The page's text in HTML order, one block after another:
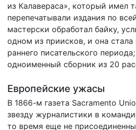
из Калавераса», который имел
перепечатывали издания по
мастерски обработал байку,
одном из приисков, и она стала
раннего писательского
одноименный сборник из 20
Европейские ужасы
В 1866-м газета Sacramento
звезду журналистики в
то время еще не